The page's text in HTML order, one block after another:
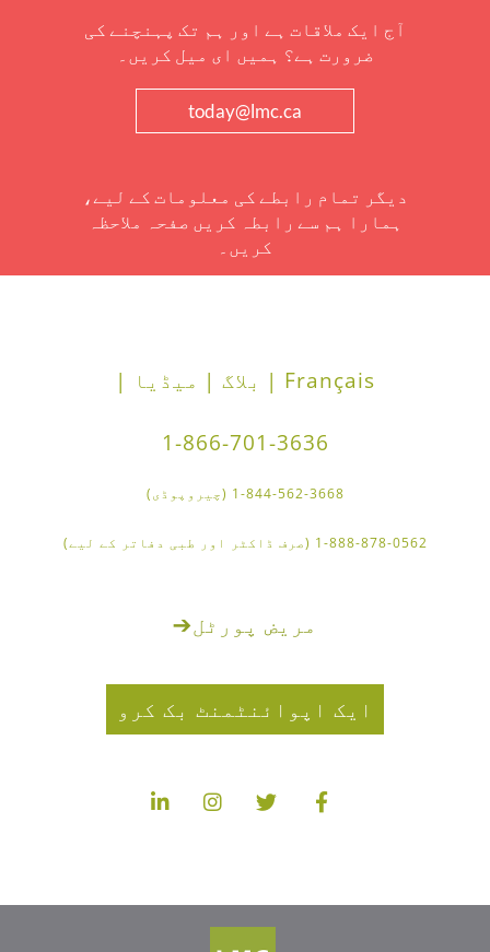
آج ایک ملاقات ہے اور ہم تک پہنچنے کی
ضرورت ہے؟ ہمیں ای میل کریں۔
today@lmc.ca
دیگر تمام رابطے کی معلومات کے لیے،
ہمارا ہم سے رابطہ کریں صفحہ ملاحظہ
کریں۔
Français | بلاگ | میڈیا |
1-866-701-3636
1-844-562-3668 (چیروپوڈی)
1-888-878-0562 (صرف ڈاکٹر اور طبی دفاتر کے لیے)
مریض پورٹل➔
ایک اپوائنٹمنٹ بک کرو